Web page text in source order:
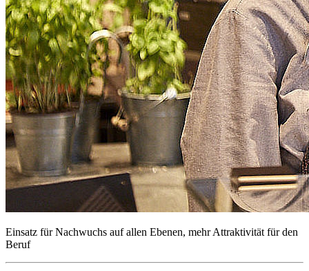
Einsatz für Nachwuchs auf allen Ebenen, mehr Attraktivität für den
Beruf